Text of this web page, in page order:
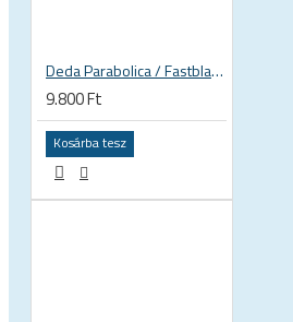
Deda Parabolica / Fastblack könyöklő platform (pár, csavarokkal) alkatrész
9.800 Ft
Kosárba tesz